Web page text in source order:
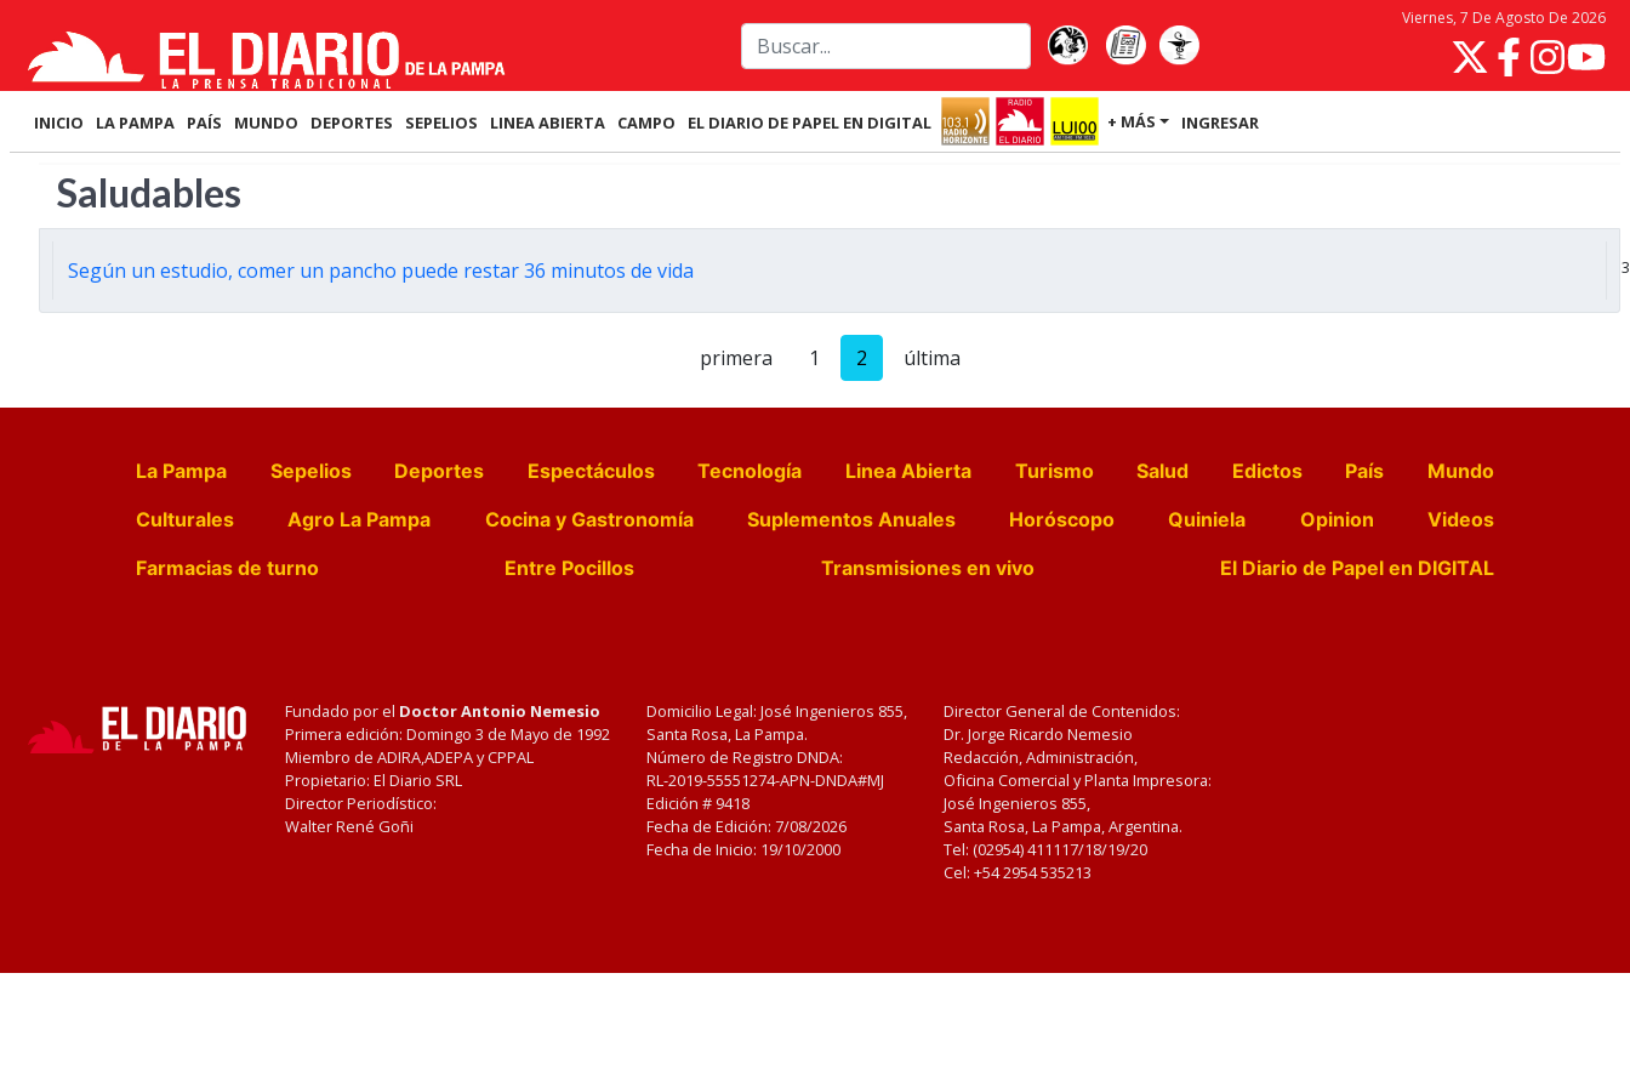
Viernes, 7 De Agosto De 2026
INICIO LA PAMPA PAÍS MUNDO DEPORTES SEPELIOS LINEA ABIERTA CAMPO EL DIARIO DE PAPEL EN DIGITAL + MÁS INGRESAR
Saludables
Según un estudio, comer un pancho puede restar 36 minutos de vida
primera 1 2 última
La Pampa Sepelios Deportes Espectáculos Tecnología Linea Abierta Turismo Salud Edictos País
Mundo
Culturales
Agro La Pampa Cocina y Gastronomía Suplementos Anuales Horóscopo Quiniela Opinion
Videos
Farmacias de turno
Entre Pocillos Transmisiones en vivo El Diario de Papel en DIGITAL
Fundado por el Doctor Antonio Nemesio
Primera edición: Domingo 3 de Mayo de 1992
Miembro de ADIRA,ADEPA y CPPAL
Propietario: El Diario SRL
Director Periodístico:
Walter René Goñi
Domicilio Legal: José Ingenieros 855,
Santa Rosa, La Pampa.
Número de Registro DNDA:
RL-2019-55551274-APN-DNDA#MJ
Edición # 9418
Fecha de Edición: 7/08/2026
Fecha de Inicio: 19/10/2000
Director General de Contenidos:
Dr. Jorge Ricardo Nemesio
Redacción, Administración,
Oficina Comercial y Planta Impresora:
José Ingenieros 855,
Santa Rosa, La Pampa, Argentina.
Tel: (02954) 411117/18/19/20
Cel: +54 2954 535213